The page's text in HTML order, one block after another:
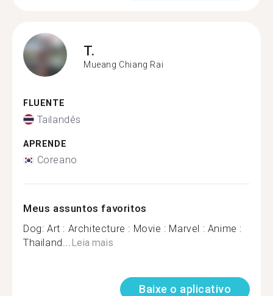
T.
Mueang Chiang Rai
FLUENTE
Tailandês
APRENDE
Coreano
Meus assuntos favoritos
Dog: Art : Architecture : Movie : Marvel : Anime :
Thailand...Leia mais
Baixe o aplicativo